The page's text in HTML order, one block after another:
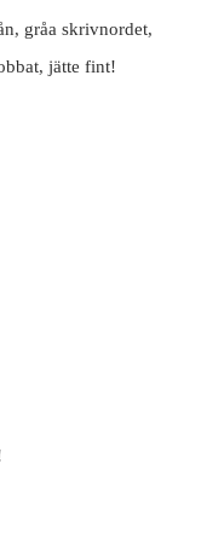
gråa skrivnordet,
jätte fint!